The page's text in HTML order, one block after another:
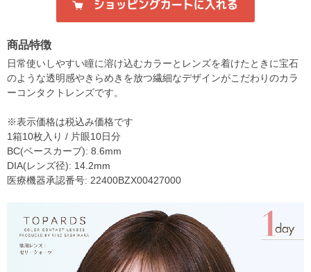
商品特徴
日常使いしやすい瞳に溶け込むカラーとレンズを着けたときに宝石
のような透明感やきらめきを放つ繊細なデザインがこだわりのカラ
ーコンタクトレンズです。
※表示価格は税込み価格です
1箱10枚入り / 片眼10日分
BC(ベースカーブ): 8.6mm
DIA(レンズ径): 14.2mm
医療機器承認番号: 22400BZX00427000